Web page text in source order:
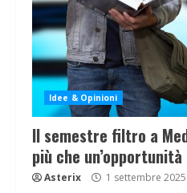
Idee & Opinioni
Il semestre filtro a
più che un’opportunità
Asterix 1 settembre 2025